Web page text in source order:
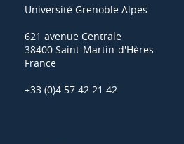
Université Grenoble Alpes
621 avenue Centrale
38400 Saint-Martin-d'Hères
France
+33 (0)4 57 42 21 42